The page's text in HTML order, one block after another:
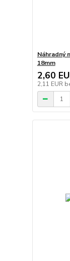
Náhradný
18mm
2,60
2,11 EUR